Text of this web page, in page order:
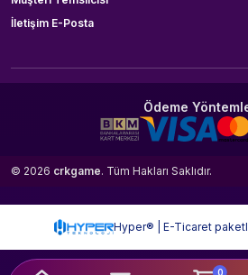
0
İletişim E-Posta
Ödeme
© 2026 crkgame. Tüm Hakları Saklıdır.
Hyper® | E-Ticaret